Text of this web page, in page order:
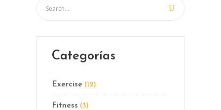
Categorías
Exercise (12)
Fitness (3)